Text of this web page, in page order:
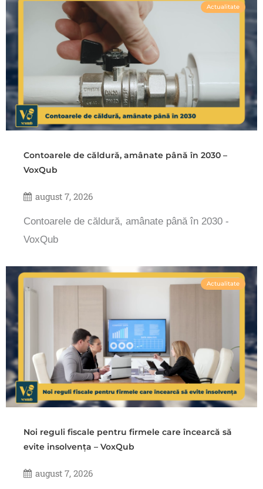
Actualitate
Contoarele de căldură, amânate până în 2030 –
VoxQub
august 7, 2026
Contoarele de căldură, amânate până în 2030 -
VoxQub
Actualitate
Noi reguli fiscale pentru firmele care încearcă să
evite insolvența – VoxQub
august 7, 2026